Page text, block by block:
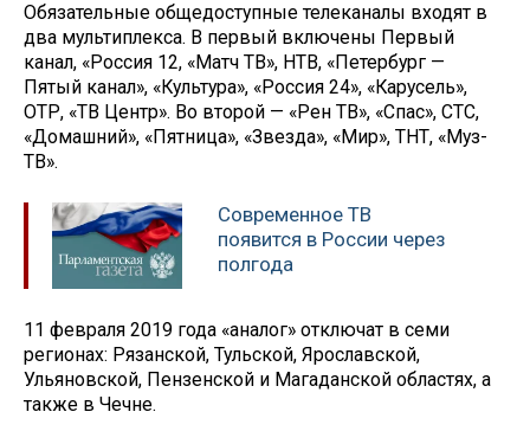
Обязательные общедоступные телеканалы входят в
два мультиплекса. В первый включены Первый
канал, «Россия 12, «Матч ТВ», НТВ, «Петербург —
Пятый канал», «Культура», «Россия 24», «Карусель»,
ОТР, «ТВ Центр». Во второй — «Рен ТВ», «Спас», СТС,
«Домашний», «Пятница», «Звезда», «Мир», ТНТ, «Муз-
ТВ».
Современное ТВ
появится в России через
полгода
11 февраля 2019 года «аналог» отключат в семи
регионах: Рязанской, Тульской, Ярославской,
Ульяновской, Пензенской и Магаданской областях, а
также в Чечне.